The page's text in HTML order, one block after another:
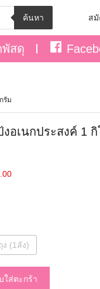
ค้นหา ส
พัสดุ
รัม
อเนกประสงค์ 1
ง (1ลัง)
ใส่ตะกร้า